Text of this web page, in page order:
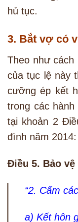
hủ tục.
3. Bắt vợ có
Theo như
của tục lệ này
cưỡng ép kết
trong các
tại khoản 2
đình năm 2014:
Điều 5. Bảo
“2. Cấm
a) Kết hôn